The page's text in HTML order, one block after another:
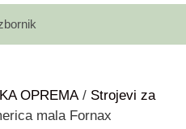
OPREMA/ Strojevi za
mala Fornax